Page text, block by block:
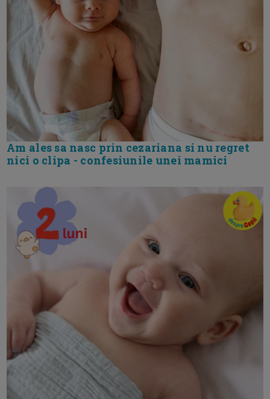
Am ales sa nasc prin cezariana si nu regret
nici o clipa - confesiunile unei mamici